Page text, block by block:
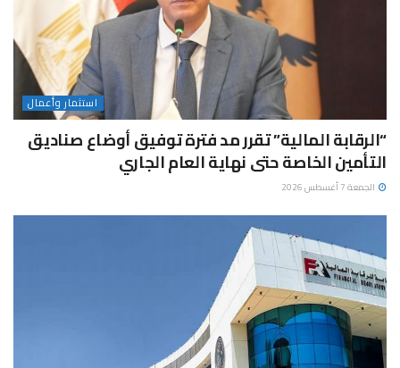
استثمار وأعمال
“الرقابة المالية” تقرر مد فترة توفيق أوضاع صناديق
التأمين الخاصة حتى نهاية العام الجاري
الجمعة 7 أغسطس 2026